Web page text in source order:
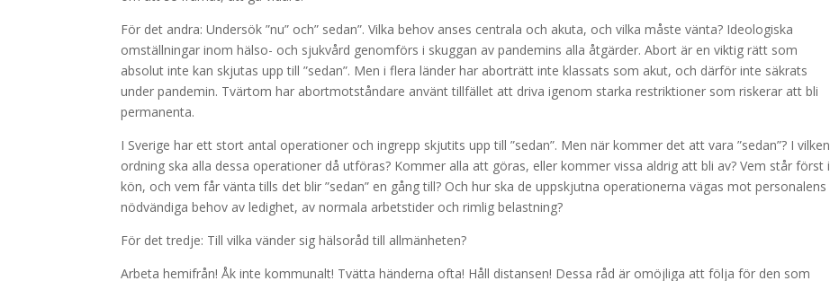
För det andra: Undersök ”nu” och” sedan”. Vilka behov anses centrala och akuta, och vilka måste vänta? Ideologiska
omställningar inom hälso- och sjukvård genomförs i skuggan av pandemins alla åtgärder. Abort är en viktig rätt som
absolut inte kan skjutas upp till ”sedan”. Men i flera länder har aborträtt inte klassats som akut, och därför inte säkrats
under pandemin. Tvärtom har abortmotståndare använt tillfället att driva igenom starka restriktioner som riskerar att bli
permanenta.
I Sverige har ett stort antal operationer och ingrepp skjutits upp till ”sedan”. Men när kommer det att vara ”sedan”? I vilken
ordning ska alla dessa operationer då utföras? Kommer alla att göras, eller kommer vissa aldrig att bli av? Vem står först i
kön, och vem får vänta tills det blir ”sedan” en gång till? Och hur ska de uppskjutna operationerna vägas mot personalens
nödvändiga behov av ledighet, av normala arbetstider och rimlig belastning?
För det tredje: Till vilka vänder sig hälsoråd till allmänheten?
Arbeta hemifrån! Åk inte kommunalt! Tvätta händerna ofta! Håll distansen! Dessa råd är omöjliga att följa för den som